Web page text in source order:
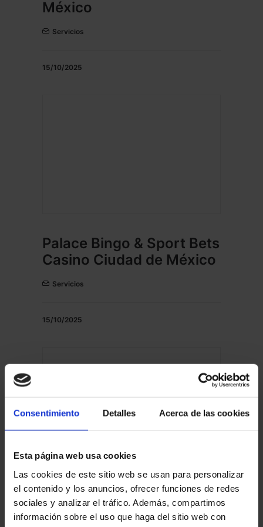
Consentimiento Detalles Acerca de las cookies
Esta página web usa cookies
Las cookies de este sitio web se usan para personalizar
el contenido y los anuncios, ofrecer funciones de redes
sociales y analizar el tráfico. Además, compartimos
información sobre el uso que haga del sitio web con
México
Servicios
15/10/2025
Palace Bingo & Sport Bets
Casino Ciudad de México
Servicios
15/10/2025
Peugeot concesionarios
en Valencia capital
06/10/2025
Casinos y salas de juego